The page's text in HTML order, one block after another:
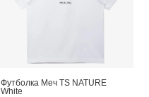
Футболка Меч TS NATURE
White